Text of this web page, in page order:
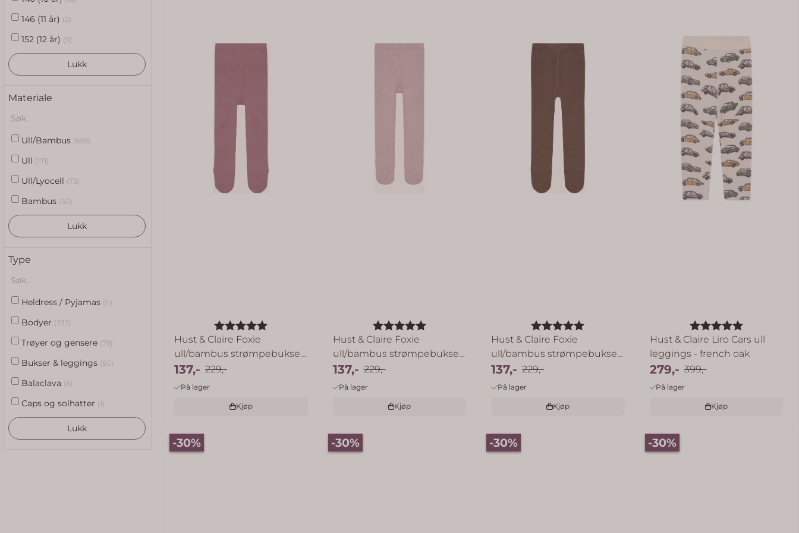
146 (11 år) (2)
152 (12 år) (9)
Lukk
Materiale
Ull/Bambus (699)
Ull (171)
Ull/Lyocell (73)
Bambus (50)
Lukk
Type
Heldress / Pyjamas (11)
Bodyer (333)
Trøyer og gensere (79)
Bukser & leggings (85)
Balaclava (3)
Caps og solhatter (1)
Lukk
Karakter:
Hust & Claire Foxie
ull/bambus strømpebukse
til ...
137,- 229,-
På lager
Kjøp
Karakter:
5.0 av 5 mulige
Hust & Claire Foxie
ull/bambus strømpebukse
til ...
137,- 229,-
På lager
Kjøp
Karakter:
Hust & Claire Foxie
ull/bambus strømpebukse
til ...
137,- 229,-
På lager
Kjøp
Karakter:
5.0 av 5
Hust & Claire Liro Cars ull
leggings - french oak
279,- 399,-
På lager
Kjøp
-30% -30% -30% -30%